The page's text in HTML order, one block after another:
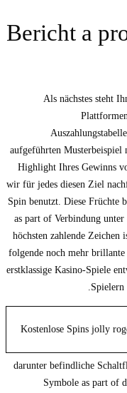
Bericht a
Als nächstes steht
aufgeführten Musterbeispiel
Highlight Ihres Gewinns
wir für jedes diesen Ziel
Spin benutzt. Diese Früchte
as part of Verbindung unter
höchsten zahlende Zeichen
folgende noch mehr
erstklassige Kasino-Spiele
Spielern
darunter befindliche
Symbole as part of